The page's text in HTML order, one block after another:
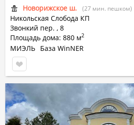
Новорижское ш. (27 мин. пешком)
Никольская Слобода КП
Звонкий пер. , 8
Площадь дома: 880 м2
МИЭЛЬ База WinNER